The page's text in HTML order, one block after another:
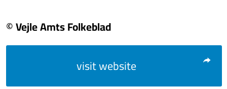
© Vejle Amts Folkeblad
visit website